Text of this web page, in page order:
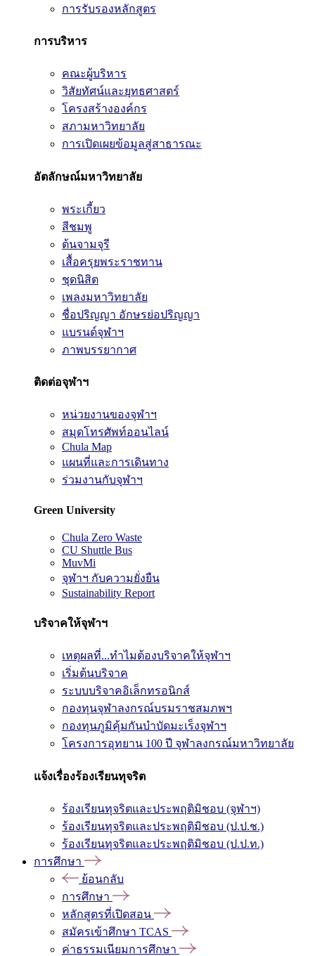
การรับรองหลักสูตร
การบริหาร
คณะผู้บริหาร
วิสัยทัศน์และยุทธศาสตร์
โครงสร้างองค์กร
สภามหาวิทยาลัย
การเปิดเผยข้อมูลสู่สาธารณะ
อัตลักษณ์มหาวิทยาลัย
พระเกี้ยว
สีชมพู
ต้นจามจุรี
เสื้อครุยพระราชทาน
ชุดนิสิต
เพลงมหาวิทยาลัย
ชื่อปริญญา อักษรย่อปริญญา
แบรนด์จุฬาฯ
ภาพบรรยากาศ
ติดต่อจุฬาฯ
หน่วยงานของจุฬาฯ
สมุดโทรศัพท์ออนไลน์
Chula Map
แผนที่และการเดินทาง
ร่วมงานกับจุฬาฯ
Green University
Chula Zero Waste
CU Shuttle Bus
MuvMi
จุฬาฯ กับความยั่งยืน
Sustainability Report
บริจาคให้จุฬาฯ
เหตุผลที่...ทำไมต้องบริจาคให้จุฬาฯ
เริ่มต้นบริจาค
ระบบบริจาคอิเล็กทรอนิกส์
กองทุนจุฬาลงกรณ์บรมราชสมภพฯ
กองทุนภูมิคุ้มกันบำบัดมะเร็งจุฬาฯ
โครงการอุทยาน 100 ปี จุฬาลงกรณ์มหาวิทยาลัย
แจ้งเรื่องร้องเรียนทุจริต
ร้องเรียนทุจริตและประพฤติมิชอบ (จุฬาฯ)
ร้องเรียนทุจริตและประพฤติมิชอบ (ป.ป.ช.)
ร้องเรียนทุจริตและประพฤติมิชอบ (ป.ป.ท.)
การศึกษา
ย้อนกลับ
การศึกษา
หลักสูตรที่เปิดสอน
สมัครเข้าศึกษา TCAS
ค่าธรรมเนียมการศึกษา